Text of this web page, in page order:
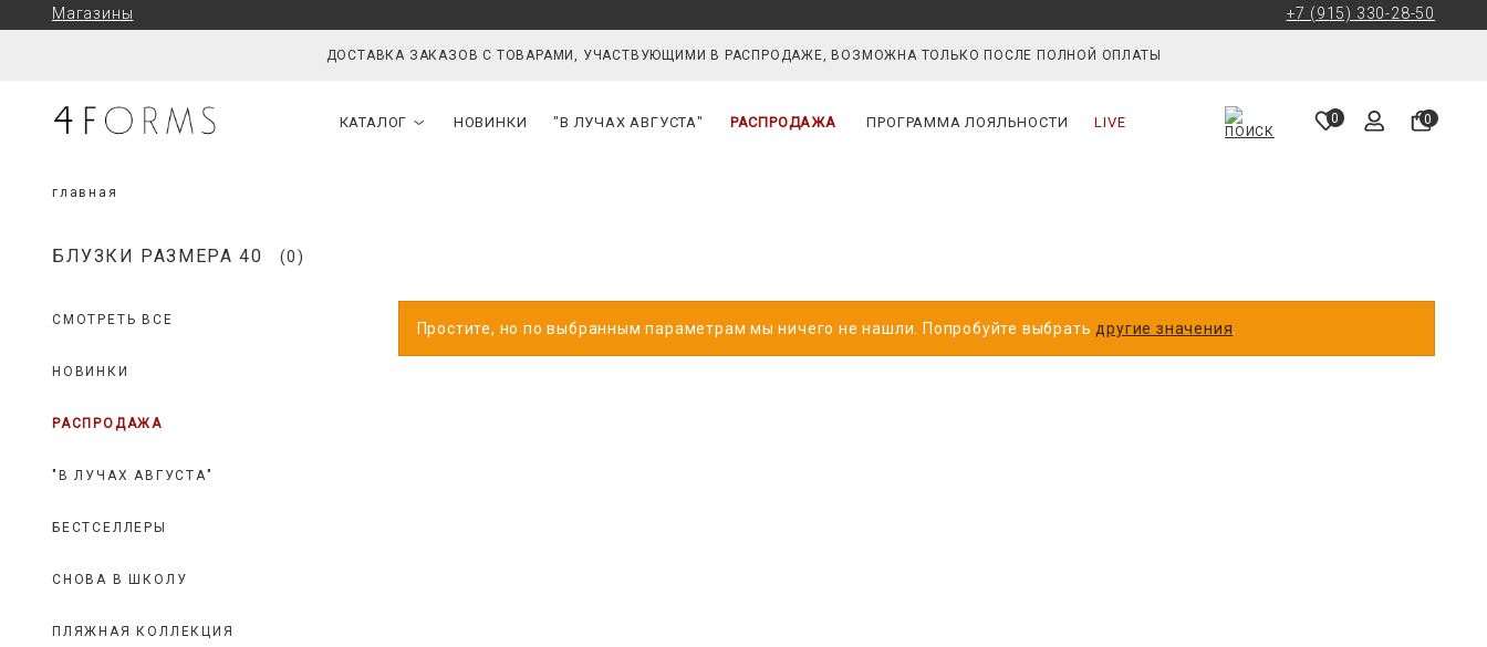
Магазины +7 (915) 330-28-50
ДОСТАВКА ЗАКАЗОВ С ТОВАРАМИ, УЧАСТВУЮЩИМИ В РАСПРОДАЖЕ, ВОЗМОЖНА ТОЛЬКО ПОСЛЕ ПОЛНОЙ ОПЛАТЫ
КАТАЛОГ НОВИНКИ "В ЛУЧАХ АВГУСТА" РАСПРОДАЖА ПРОГРАММА ЛОЯЛЬНОСТИ LIVE 0 0
главная
БЛУЗКИ РАЗМЕРА 40 (0)
СМОТРЕТЬ ВСЕ
НОВИНКИ
РАСПРОДАЖА
"В ЛУЧАХ АВГУСТА"
БЕСТСЕЛЛЕРЫ
СНОВА В ШКОЛУ
ПЛЯЖНАЯ КОЛЛЕКЦИЯ
Простите, но по выбранным параметрам мы ничего не нашли. Попробуйте выбратьдругие значения.